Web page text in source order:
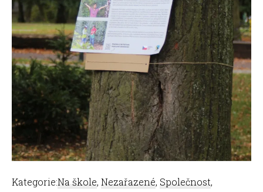
Kategorie:Na škole, Nezařazené, Společnost,